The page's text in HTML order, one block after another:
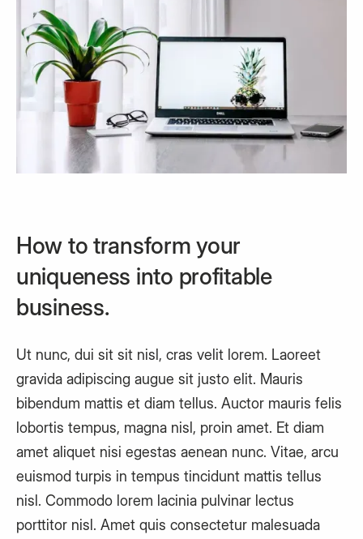
How to transform your
uniqueness into profitable
business.
Ut nunc, dui sit sit nisl, cras velit lorem. Laoreet
gravida adipiscing augue sit justo elit. Mauris
bibendum mattis et diam tellus. Auctor mauris felis
lobortis tempus, magna nisl, proin amet. Et diam
amet aliquet nisi egestas aenean nunc. Vitae, arcu
euismod turpis in tempus tincidunt mattis tellus
nisl. Commodo lorem lacinia pulvinar lectus
porttitor nisl. Amet quis consectetur malesuada